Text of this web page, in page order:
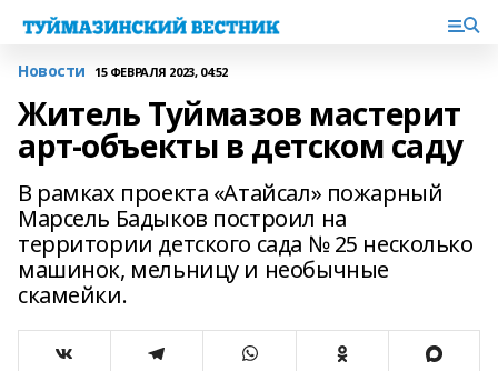
Новости 15 ФЕВРАЛЯ 2023, 04:52
Житель Туймазов мастерит
арт-объекты в детском саду
В рамках проекта «Атайсал» пожарный
Марсель Бадыков построил на
территории детского сада № 25 несколько
машинок, мельницу и необычные
скамейки.